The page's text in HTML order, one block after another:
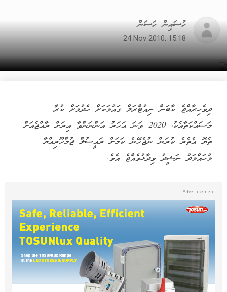
ހުސައިން ހަސަން
24 Nov 2010, 15:18
ދިވެހިރާއްޖެ ކާބަން ނިއުޓްރަލް ގައުމަކަށް ހެދުމަށް ކުރާ
މަސައްކަތާއެކު، 2020 ވަނަ އަހަރު އަންނަންވާ އިރަށް ރާއްޖެއަށް
ތެޔޮ އެތެރެ ކުރަން ނުޖެހޭނެ ކަމަށް ރައީސުލް ޖުމްހޫރިއްޔާ
މުހައްމަދު ނަޝީދު ވިދާޅުވެއްޖެ އެވެ.